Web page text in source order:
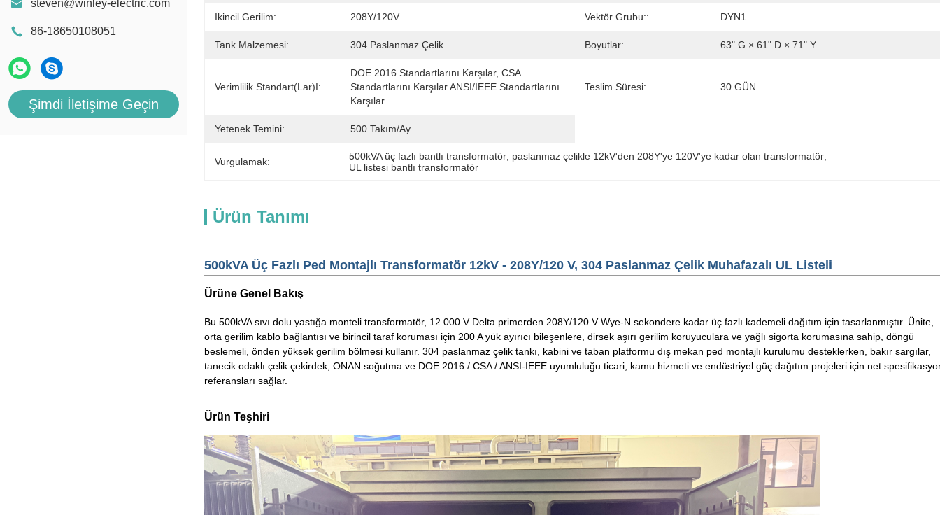
steven@winley-electric.com
86-18650108051
Şimdi İletişime Geçin
Ikincil Gerilim: 208Y/120V Vektör Grubu:: DYN1
Tank Malzemesi: 304 Paslanmaz Çelik Boyutlar: 63" G × 61" D × 71" Y
Verimlilik Standart(lar)ı:
DOE 2016 Standartlarını Karşılar, CSA
Standartlarını Karşılar ANSI/IEEE Standartlarını
Karşılar
Teslim Süresi: 30 GÜN
Yetenek Temini: 500 Takım/ay
Vurgulamak: 500kVA üç fazlı bantlı transformatör paslanmaz çelikle 12kV'den 208Y'ye 120V'ye kadar olan transformatör
UL listesi bantlı transformatör
Ürün Tanımı
500kVA Üç Fazlı Ped Montajlı Transformatör 12kV - 208Y/120 V, 304 Paslanmaz Çelik Muhafazalı UL Listeli
Ürüne Genel Bakış
Bu 500kVA sıvı dolu yastığa monteli transformatör, 12.000 V Delta primerden 208Y/120 V Wye-N sekondere kadar üç fazlı kademeli dağıtım için tasarlanmıştır. Ünite,
orta gerilim kablo bağlantısı ve birincil taraf koruması için 200 A yük ayırıcı bileşenlere, dirsek aşırı gerilim koruyuculara ve yağlı sigorta korumasına sahip, döngü
beslemeli, önden yüksek gerilim bölmesi kullanır. 304 paslanmaz çelik tankı, kabini ve taban platformu dış mekan ped montajlı kurulumu desteklerken, bakır sargılar,
tanecik odaklı çelik çekirdek, ONAN soğutma ve DOE 2016 / CSA / ANSI-IEEE uyumluluğu ticari, kamu hizmeti ve endüstriyel güç dağıtım projeleri için net
referansları sağlar.
Ürün Teşhiri